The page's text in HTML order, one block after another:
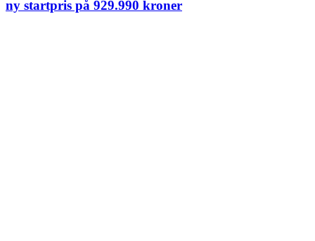
ny startpris på 929.990 kroner